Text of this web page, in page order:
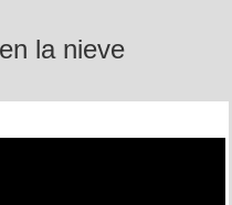
la nieve